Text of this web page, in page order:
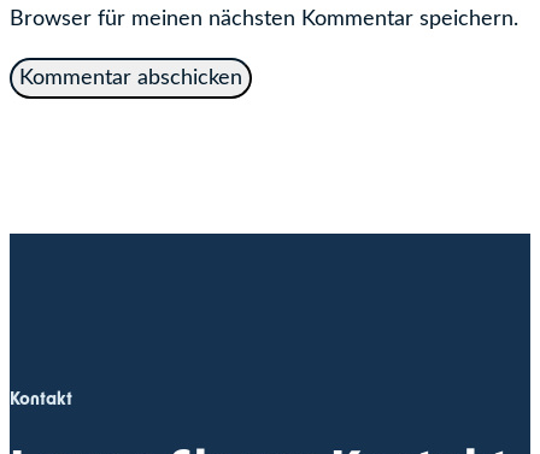
Browser für meinen nächsten Kommentar speichern.
Kontakt